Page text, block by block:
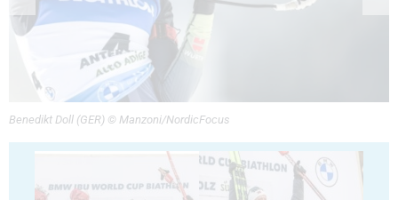
Benedikt Doll (GER) © Manzoni/NordicFocus